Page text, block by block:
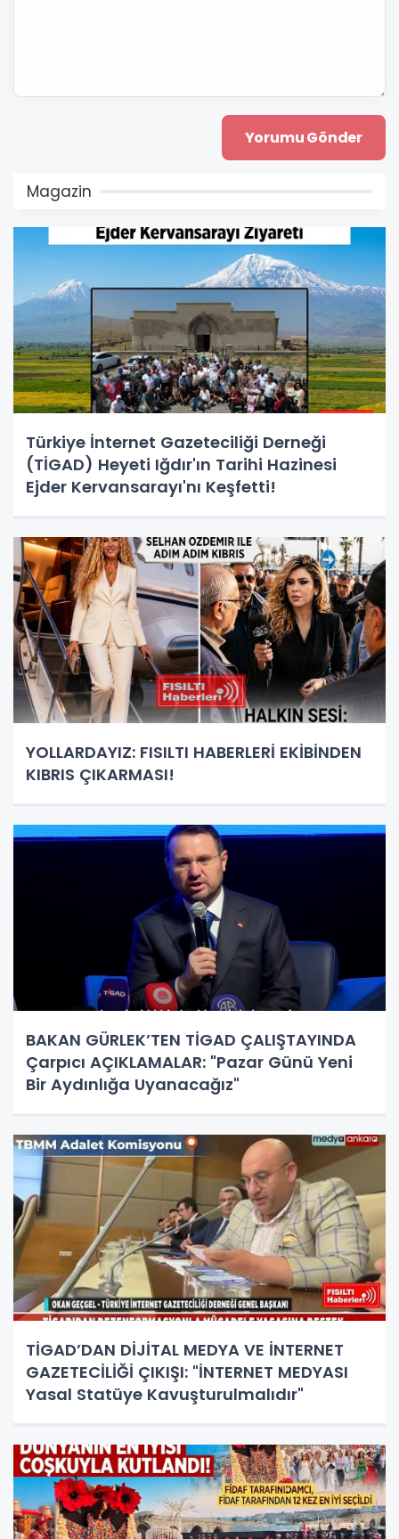
Magazin
Türkiye İnternet Gazeteciliği Derneği
(TİGAD) Heyeti Iğdır'ın Tarihi Hazinesi
Ejder Kervansarayı'nı Keşfetti!
YOLLARDAYIZ: FISILTI HABERLERİ EKİBİNDEN
KIBRIS ÇIKARMASI!
BAKAN GÜRLEK’TEN TİGAD ÇALIŞTAYINDA
Çarpıcı AÇIKLAMALAR: "Pazar Günü Yeni
Bir Aydınlığa Uyanacağız"
TİGAD’DAN DİJİTAL MEDYA VE İNTERNET
GAZETECİLİĞİ ÇIKIŞI: "İNTERNET MEDYASI
Yasal Statüye Kavuşturulmalıdır"